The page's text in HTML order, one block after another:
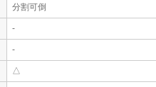
分割可倒
-
-
△